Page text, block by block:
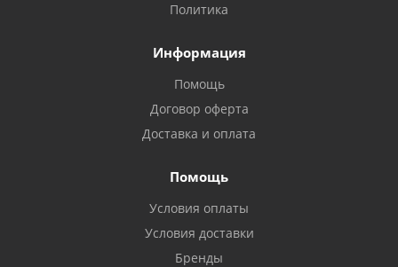
Политика
Информация
Помощь
Договор оферта
Доставка и оплата
Помощь
Условия оплаты
Условия доставки
Бренды